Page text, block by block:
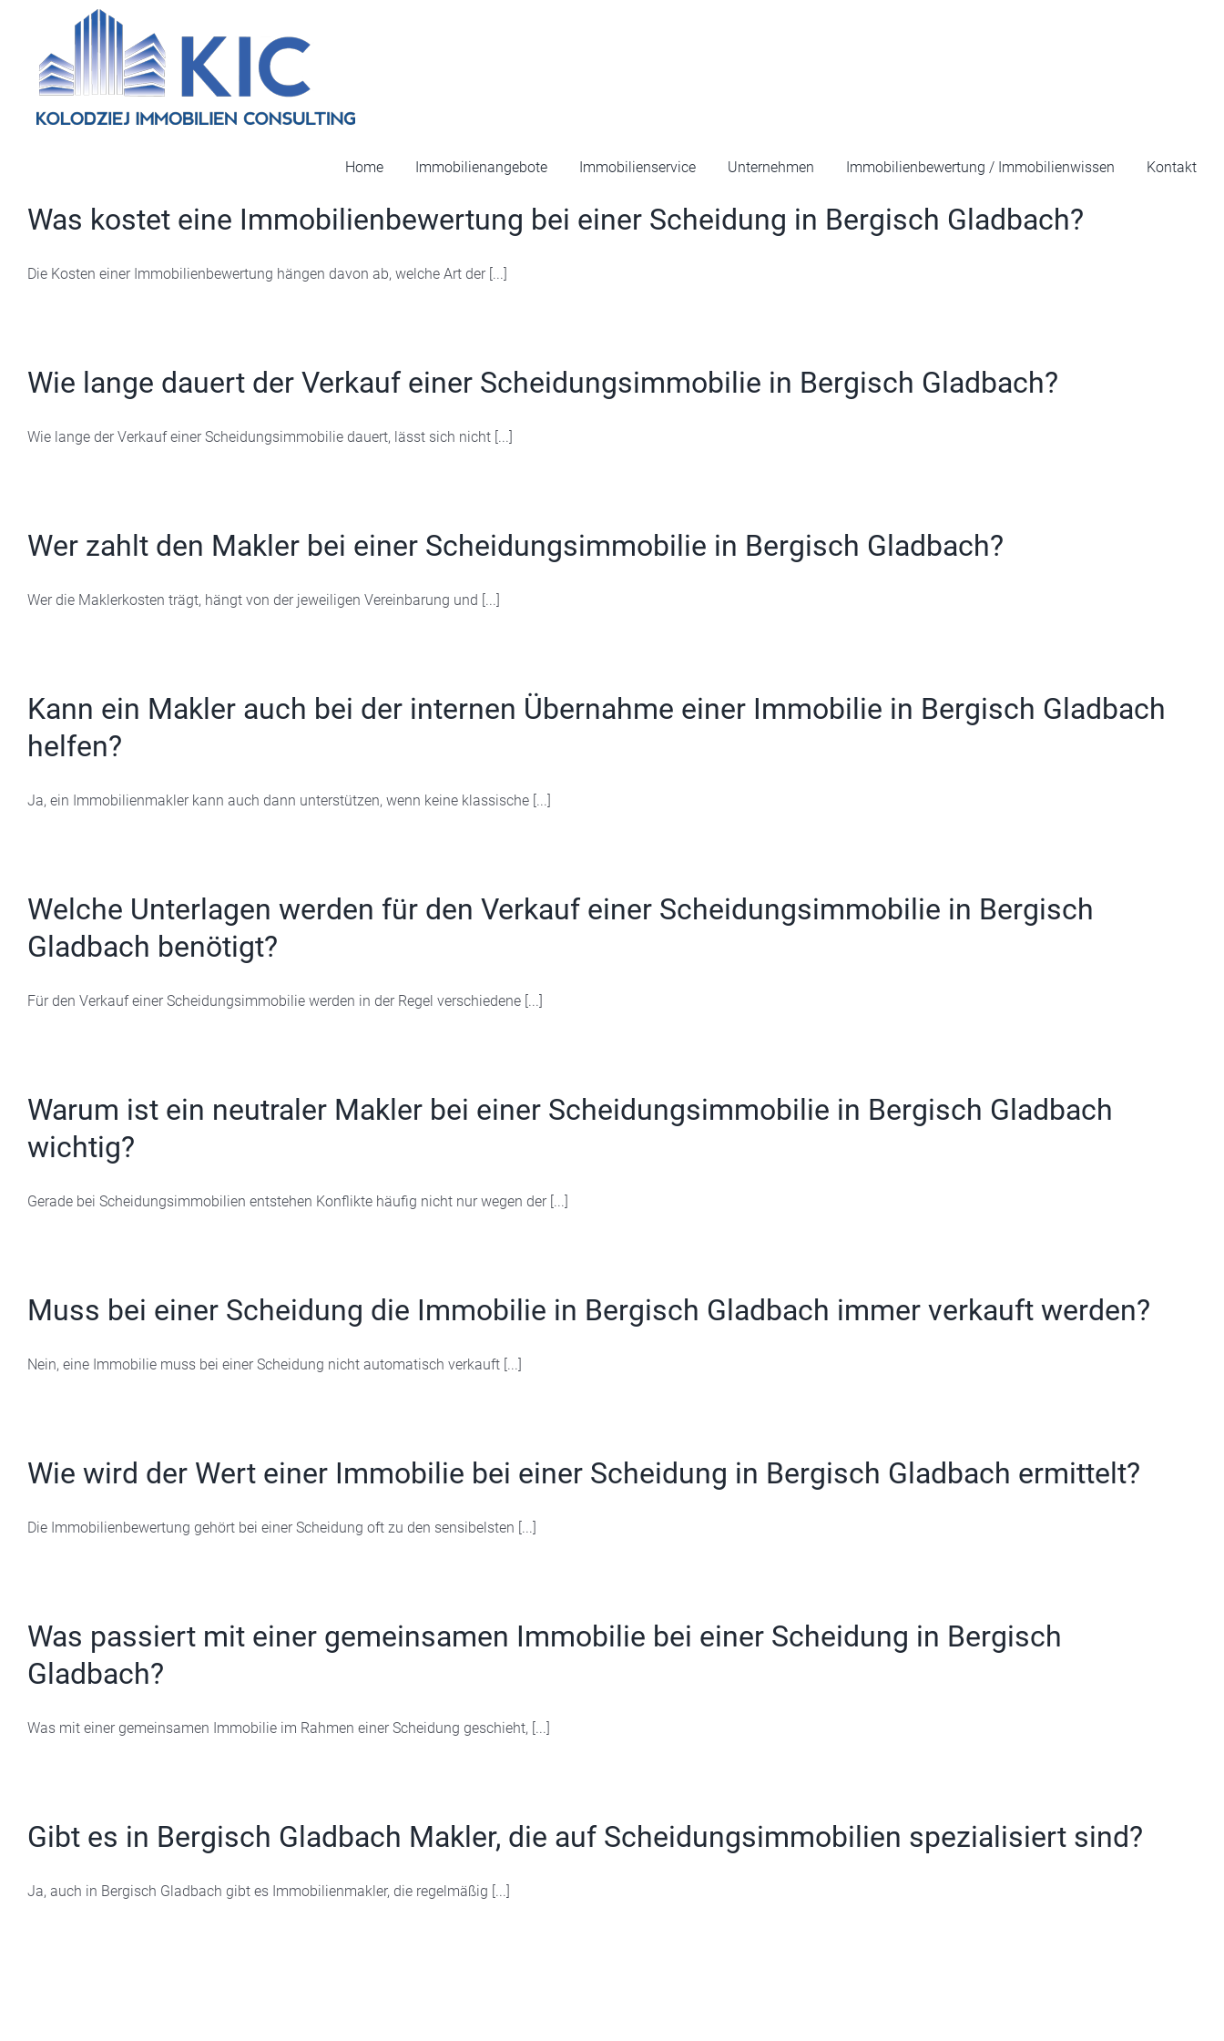
springen
Home Immobilienangebote Immobilienservice Unternehmen Immobilienbewertung / Immobilienwissen Kontakt
Was kostet eine Immobilienbewertung bei einer Scheidung in Bergisch Gladbach?
Die Kosten einer Immobilienbewertung hängen davon ab, welche Art der [...]
Wie lange dauert der Verkauf einer Scheidungsimmobilie in Bergisch Gladbach?
Wie lange der Verkauf einer Scheidungsimmobilie dauert, lässt sich nicht [...]
Wer zahlt den Makler bei einer Scheidungsimmobilie in Bergisch Gladbach?
Wer die Maklerkosten trägt, hängt von der jeweiligen Vereinbarung und [...]
Kann ein Makler auch bei der internen Übernahme einer Immobilie in Bergisch Gladbach
helfen?
Ja, ein Immobilienmakler kann auch dann unterstützen, wenn keine klassische [...]
Welche Unterlagen werden für den Verkauf einer Scheidungsimmobilie in Bergisch
Gladbach benötigt?
Für den Verkauf einer Scheidungsimmobilie werden in der Regel verschiedene [...]
Warum ist ein neutraler Makler bei einer Scheidungsimmobilie in Bergisch Gladbach
wichtig?
Gerade bei Scheidungsimmobilien entstehen Konflikte häufig nicht nur wegen der [...]
Muss bei einer Scheidung die Immobilie in Bergisch Gladbach immer verkauft werden?
Nein, eine Immobilie muss bei einer Scheidung nicht automatisch verkauft [...]
Wie wird der Wert einer Immobilie bei einer Scheidung in Bergisch Gladbach ermittelt?
Die Immobilienbewertung gehört bei einer Scheidung oft zu den sensibelsten [...]
Was passiert mit einer gemeinsamen Immobilie bei einer Scheidung in Bergisch
Gladbach?
Was mit einer gemeinsamen Immobilie im Rahmen einer Scheidung geschieht, [...]
Gibt es in Bergisch Gladbach Makler, die auf Scheidungsimmobilien spezialisiert sind?
Ja, auch in Bergisch Gladbach gibt es Immobilienmakler, die regelmäßig [...]